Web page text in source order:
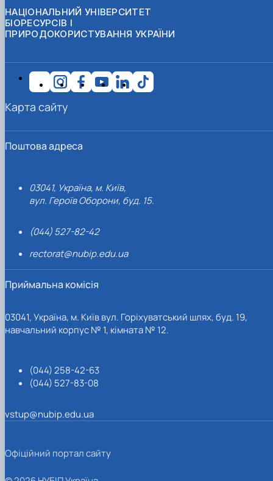
НАЦІОНАЛЬНИЙ УНІВЕРСИТЕТ
БІОРЕСУРСІВ І
ПРИРОДОКОРИСТУВАННЯ УКРАЇНИ
Поштова адреса
03041, Україна, м. Київ,
вул. Героїв Оборони, буд. 15.
(044) 527-82-42
rectorat@nubip.edu.ua
Приймальна комісія
03041, Україна, м. Київ вул. Горіхуватський шлях, буд. 19,
навчальний корпус № 1, кімната № 12.
(044) 258-42-63
(044) 527-83-08
vstup@nubip.edu.ua
Карта сайту
Офіційний портал сайту